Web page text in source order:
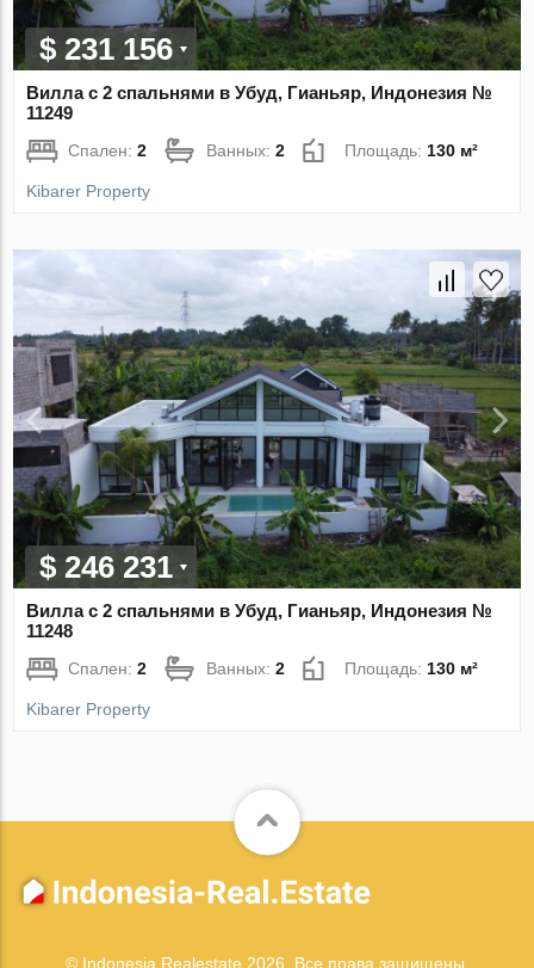
$ 231 156
Вилла с 2 спальнями в Убуд, Гианьяр, Индонезия №
11249
Спален:2 Ванных:2 Площадь: 130 м²
Kibarer Property
$ 246 231
Вилла с 2 спальнями в Убуд, Гианьяр, Индонезия №
11248
Спален:2 Ванных:2 Площадь: 130 м²
Kibarer Property
© Indonesia Realestate 2026. Все права защищены.